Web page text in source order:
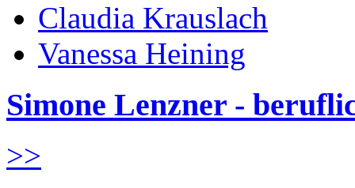
Claudia Krauslach
Vanessa Heining
Simone Lenzner -
>>